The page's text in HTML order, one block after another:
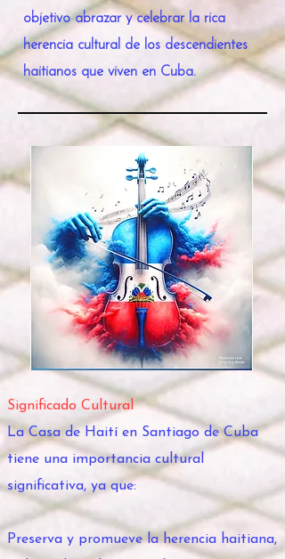
objetivo abrazar y celebrar la rica
herencia cultural de los descendientes
haitianos que viven en Cuba.
Significado Cultural
La Casa de Haití en Santiago de Cuba
tiene una importancia cultural
significativa, ya que:
Preserva y promueve la herencia haitiana,